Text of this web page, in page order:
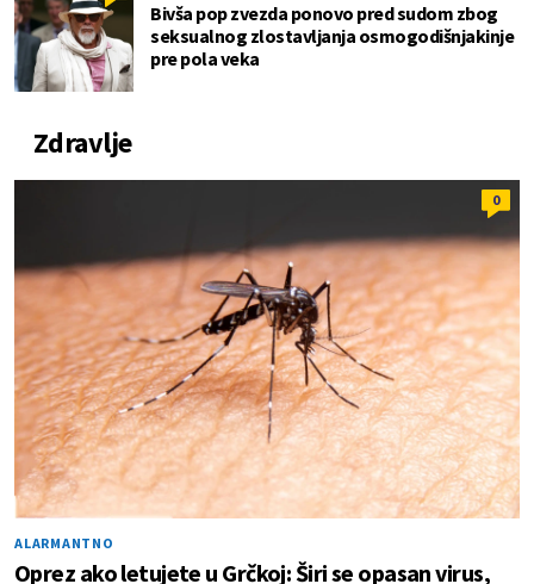
Bivša pop zvezda ponovo pred sudom zbog
seksualnog zlostavljanja osmogodišnjakinje
pre pola veka
Zdravlje
0
ALARMANTNO
Oprez ako letujete u Grčkoj: Širi se opasan virus,